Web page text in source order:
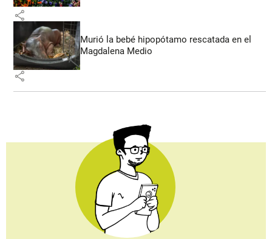
share
Murió la bebé hipopótamo rescatada en el
Magdalena Medio
share